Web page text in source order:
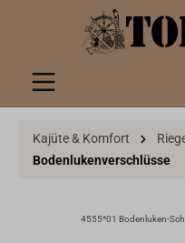
springen
Kajüte & Komfort
Bodenlukenverschlüsse
4555*01 Bodenluken-